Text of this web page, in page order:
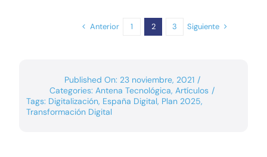
Act)?
Anterior 1 2 3 Siguiente
Published On: 23 noviembre, 2021 /
Categories: Antena Tecnológica, Artículos /
Tags: Digitalización, España Digital, Plan 2025,
Transformación Digital